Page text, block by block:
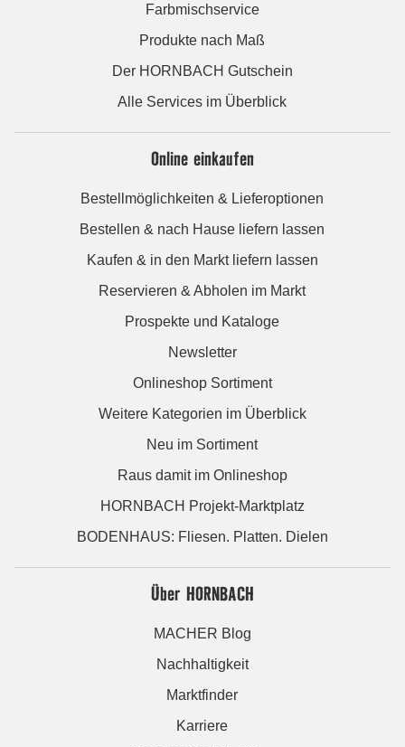
Farbmischservice
Produkte nach Maß
Der HORNBACH Gutschein
Alle Services im Überblick
Online einkaufen
Bestellmöglichkeiten & Lieferoptionen
Bestellen & nach Hause liefern lassen
Kaufen & in den Markt liefern lassen
Reservieren & Abholen im Markt
Prospekte und Kataloge
Newsletter
Onlineshop Sortiment
Weitere Kategorien im Überblick
Neu im Sortiment
Raus damit im Onlineshop
HORNBACH Projekt-Marktplatz
BODENHAUS: Fliesen. Platten. Dielen
Über HORNBACH
MACHER Blog
Nachhaltigkeit
Marktfinder
Karriere